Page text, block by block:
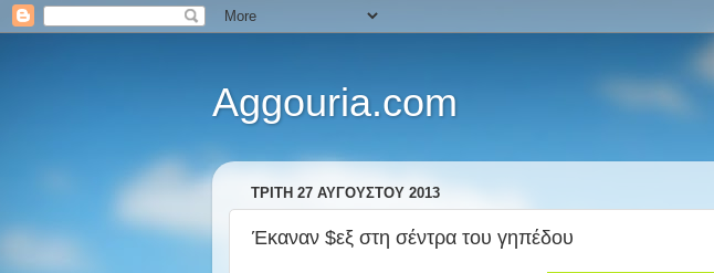
Aggouria.com
ΤΡΊΤΗ 27 ΑΥΓΟΎΣΤΟΥ 2013
Έκαναν $εξ στη σέντρα του γηπέδου